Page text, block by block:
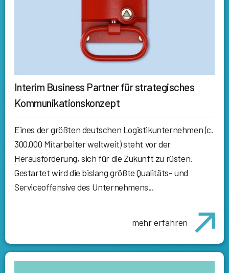
Interim Business Partner für strategisches
Kommunikationskonzept
Eines der größten deutschen Logistikunternehmen (c.
300.000 Mitarbeiter weltweit) steht vor der
Herausforderung, sich für die Zukunft zu rüsten.
Gestartet wird die bislang größte Qualitäts- und
Serviceoffensive des Unternehmens...
mehr erfahren